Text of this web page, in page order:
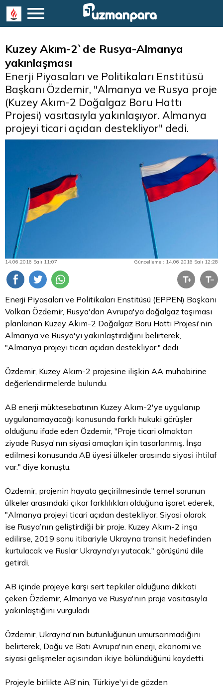
Kuzey Akım-2`de Rusya-Almanya
yakınlaşması
Enerji Piyasaları ve Politikaları Enstitüsü
Başkanı Özdemir, "Almanya ve Rusya proje
(Kuzey Akım-2 Doğalgaz Boru Hattı
Projesi) vasıtasıyla yakınlaşıyor. Almanya
projeyi ticari açıdan destekliyor" dedi.
14.06.2016 Salı 11:07 Güncelleme : 14.06.2016 Salı 12:28
Enerji Piyasaları ve Politikaları Enstitüsü (EPPEN) Başkanı
Volkan Özdemir, Rusya'dan Avrupa'ya doğalgaz taşıması
planlanan Kuzey Akım-2 Doğalgaz Boru Hattı Projesi'nin
Almanya ve Rusya'yı yakınlaştırdığını belirterek,
"Almanya projeyi ticari açıdan destekliyor." dedi.
Özdemir, Kuzey Akım-2 projesine ilişkin AA muhabirine
değerlendirmelerde bulundu.
AB enerji müktesebatının Kuzey Akım-2'ye uygulanıp
uygulanamayacağı konusunda farklı hukuki görüşler
olduğunu ifade eden Özdemir, "Proje ticari olmaktan
ziyade Rusya'nın siyasi amaçları için tasarlanmış. İnşa
edilmesi konusunda AB üyesi ülkeler arasında siyasi ihtilaf
var." diye konuştu.
Özdemir, projenin hayata geçirilmesinde temel sorunun
ülkeler arasındaki çıkar farklılıkları olduğuna işaret ederek,
"Almanya projeyi ticari açıdan destekliyor. Siyasi olarak
ise Rusya’nın geliştirdiği bir proje. Kuzey Akım-2 inşa
edilirse, 2019 sonu itibariyle Ukrayna transit hedefinden
kurtulacak ve Ruslar Ukrayna’yı yutacak." görüşünü dile
getirdi.
AB içinde projeye karşı sert tepkiler olduğuna dikkati
çeken Özdemir, Almanya ve Rusya'nın proje vasıtasıyla
yakınlaştığını vurguladı.
Özdemir, Ukrayna'nın bütünlüğünün umursanmadığını
belirterek, Doğu ve Batı Avrupa'nın enerji, ekonomi ve
siyasi gelişmeler açısından ikiye bölündüğünü kaydetti.
Projeyle birlikte AB'nin, Türkiye'yi de gözden